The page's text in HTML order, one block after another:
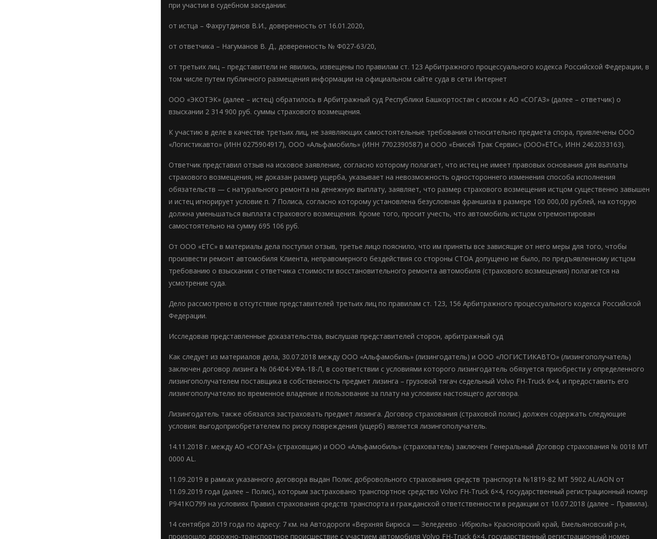
при участии в судебном заседании:
от истца – Фахрутдинов В.И., доверенность от 16.01.2020,
от ответчика – Нагуманов В. Д., доверенность № Ф027-63/20,
от третьих лиц – представители не явились, извещены по правилам ст. 123 Арбитражного процессуального кодекса Российской Федерации, в
том числе путем публичного размещения информации на официальном сайте суда в сети Интернет
ООО «ЭКОТЭК» (далее – истец) обратилось в Арбитражный суд Республики Башкортостан с иском к АО «СОГАЗ» (далее – ответчик) о
взыскании 2 314 900 руб. суммы страхового возмещения.
К участию в деле в качестве третьих лиц, не заявляющих самостоятельные требования относительно предмета спора, привлечены ООО
«Логистикавто» (ИНН 0275904917), ООО «Альфамобиль» (ИНН 7702390587) и ООО «Енисей Трак Сервис» (ООО»ЕТС», ИНН 2462033163).
Ответчик представил отзыв на исковое заявление, согласно которому полагает, что истец не имеет правовых основания для выплаты
страхового возмещения, не доказан размер ущерба, указывает на невозможность одностороннего изменения способа исполнения
обязательств — с натурального ремонта на денежную выплату, заявляет, что размер страхового возмещения истцом существенно завышен
и истец игнорирует условие п. 7 Полиса, согласно которому установлена безусловная франшиза в размере 100 000,00 рублей, на которую
должна уменьшаться выплата страхового возмещения. Кроме того, просит учесть, что автомобиль истцом отремонтирован
самостоятельно на сумму 695 106 руб.
От ООО «ЕТС» в материалы дела поступил отзыв, третье лицо пояснило, что им приняты все зависящие от него меры для того, чтобы
произвести ремонт автомобиля Клиента, неправомерного бездействия со стороны СТОА допущено не было, по предъявленному истцом
требованию о взыскании с ответчика стоимости восстановительного ремонта автомобиля (страхового возмещения) полагается на
усмотрение суда.
Дело рассмотрено в отсутствие представителей третьих лиц по правилам ст. 123, 156 Арбитражного процессуального кодекса Российской
Федерации.
Исследовав представленные доказательства, выслушав представителей сторон, арбитражный суд
Как следует из материалов дела, 30.07.2018 между ООО «Альфамобиль» (лизингодатель) и ООО «ЛОГИСТИКАВТО» (лизингополучатель)
заключен договор лизинга № 06404-УФА-18-Л, в соответствии с условиями которого лизингодатель обязуется приобрести у определенного
лизингополучателем поставщика в собственность предмет лизинга – грузовой тягач седельный Volvo FH-Truck 6×4, и предоставить его
лизингополучателю во временное владение и пользование за плату на условиях настоящего договора.
Лизингодатель также обязался застраховать предмет лизинга. Договор страхования (страховой полис) должен содержать следующие
условия: выгодоприобретателем по риску повреждения (ущерб) является лизингополучатель.
14.11.2018 г. между АО «СОГАЗ» (страховщик) и ООО «Альфамобиль» (страхователь) заключен Генеральный Договор страхования № 0018 МТ
0000 AL.
11.09.2019 в рамках указанного договора выдан Полис добровольного страхования средств транспорта №1819-82 MT 5902 AL/AON от
11.09.2019 года (далее – Полис), которым застраховано транспортное средство Volvo FH-Truck 6×4, государственный регистрационный номер
Р941КО799 на условиях Правил страхования средств транспорта и гражданской ответственности в редакции от 10.07.2018 (далее – Правила).
14 сентября 2019 года по адресу: 7 км. на Автодороги «Верхняя Бирюса — Зеледеево -Ибрюль» Красноярский край, Емельяновский р-н,
произошло дорожно-транспортное происшествие с участием автомобиля Volvo FH-Truck 6×4, государственный регистрационный номер